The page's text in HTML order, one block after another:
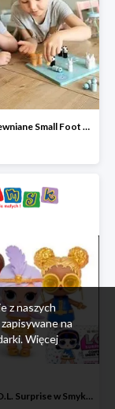
Zabawki drewniane Small Foot do -45%
Nowości L.O.L. Surprise w Smyku do -45%
z naszych
na
Więcej